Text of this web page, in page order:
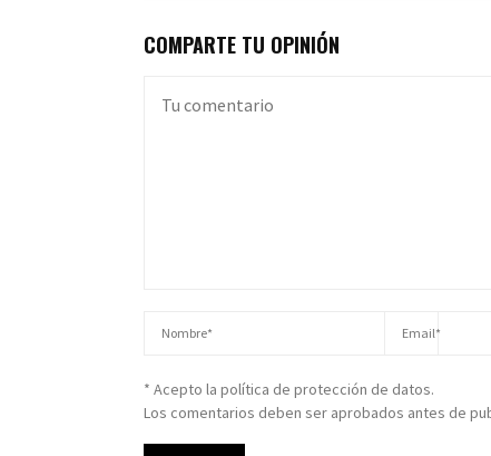
COMPARTE TU OPINIÓN
* Acepto la política de protección de datos.
Los comentarios deben ser aprobados antes de